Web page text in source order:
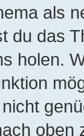
als
du das
holen.
oben